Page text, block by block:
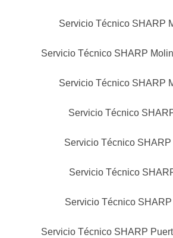
Servicio Técnico SHARP
Servicio Técnico SHARP
Servicio Técnico SHARP
Servicio Técnico
Servicio Técnico SHARP
Servicio Técnico
Servicio Técnico
Servicio Técnico SHARP